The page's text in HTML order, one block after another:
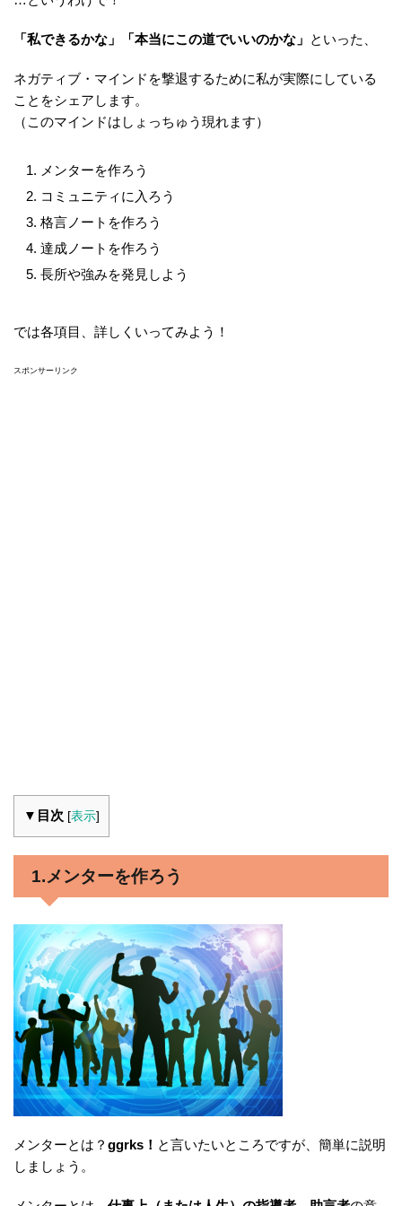
「私できるかな」「本当にこの道でいいのかな」 といった、
ネガティブ・マインドを撃退するために私が実際にしている
ことをシェアします。
（このマインドはしょっちゅう現れます）
メンターを作ろう
コミュニティに入ろう
格言ノートを作ろう
達成ノートを作ろう
長所や強みを発見しよう
では各項目、詳しくいってみよう！
スポンサーリンク
▼目次 [表示]
1.メンターを作ろう
メンターとは？ ggrks！ と言いたいところですが、簡単に説明
しましょう。